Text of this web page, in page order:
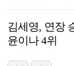
김세영, 연장
윤이나 4위